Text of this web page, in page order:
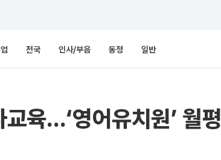
전국 인사/부음 동정 일반
육…‘영어유치원’ 월